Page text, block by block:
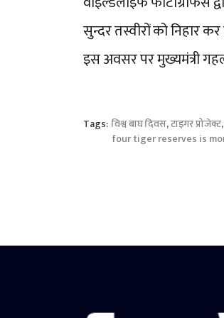
सुन्दर तस्वीरों को निहार
इस अवसर पर मुख्यमंत्री
Tags: विश्व बाघ दिवस,टाइगर प्रोजेक्ट,
four tiger reserves is